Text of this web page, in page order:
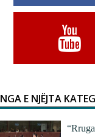
NGA E NJËJTA